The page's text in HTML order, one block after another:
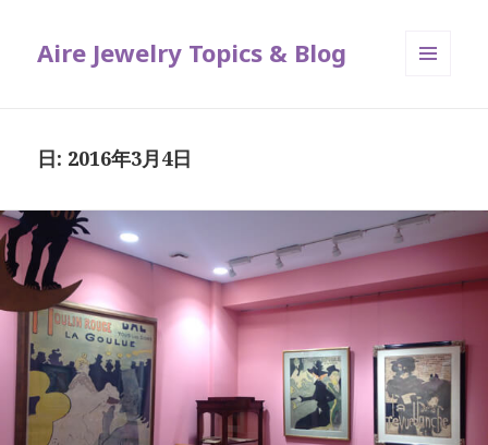
Aire Jewelry Topics & Blog
日: 2016年3月4日